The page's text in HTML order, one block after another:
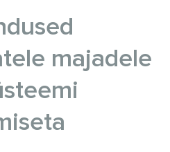
majadele